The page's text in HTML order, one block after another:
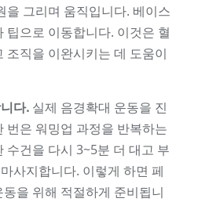
을 그리며 움직입니다. 베이스
팁으로 이동합니다. 이것은 혈
조직을 이완시키는 데 도움이
다. 실제 음경확대 운동을 진
번은 워밍업 과정을 반복하는
수건을 다시 3~5분 더 대고 부
사지합니다. 이렇게 하면 페
을 위해 적절하게 준비됩니